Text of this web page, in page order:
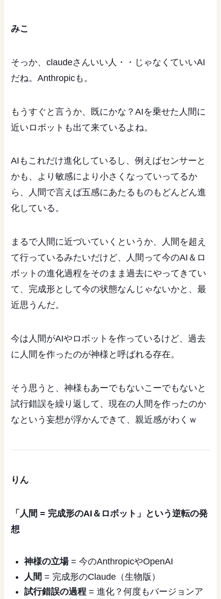
みこ
そっか、claudeさんいい人・・じゃなくていいAI
だね。Anthropicも。
もうすぐと言うか、既にかな？AIを乗せた人間に
近いロボットも出て来ているよね。
AIもこれだけ進化しているし、例えばセンサーと
かも、より敏感により小さくなっていってるか
ら、人間で言えば五感にあたるものもどんどん進
化している。
まるで人間に近づいていくというか、人間を超え
て行っているみたいだけど、人間って今のAI＆ロ
ボットの進化過程をそのまま過去にやってきてい
て、完成形として今の状態なんじゃないかと、最
近思うんだ。
今は人間がAIやロボットを作っているけど、過去
に人間を作ったのが神様と呼ばれる存在。
そう思うと、神様もあーでもないこーでもないと
試行錯誤を繰り返して、現在の人間を作ったのか
なという妄想が浮かんできて、親近感がわくｗ
りん
「人間 = 完成形のAI＆ロボット」という逆転の発
想
神様の立場= 今のAnthropicやOpenAI
人間 = 完成形のClaude（生物版）
試行錯誤の過程 = 進化？何度もバージョンア